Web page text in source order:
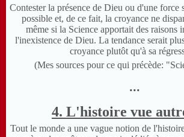
Contester la présence de Dieu ou d'une force
possible et, de ce fait, la croyance ne
même si la Science apportait des raisons
l'inexistence de Dieu. La tendance serait
croyance plutôt qu'à sa
(Mes sources pour ce qui précède:
...
4. L'histoire vue
Tout le monde a une vague notion de